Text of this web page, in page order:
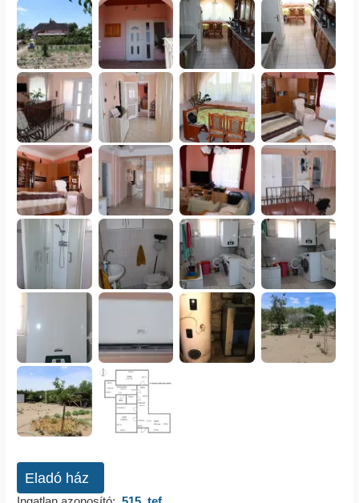
Eladó ház